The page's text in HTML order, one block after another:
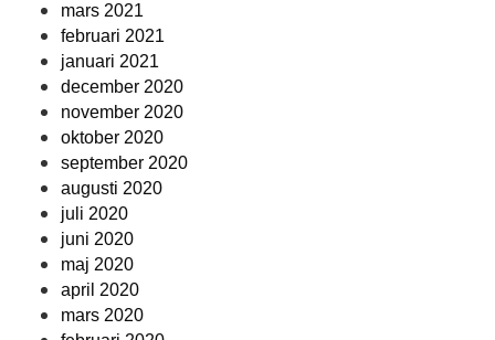
mars 2021
februari 2021
januari 2021
december 2020
november 2020
oktober 2020
september 2020
augusti 2020
juli 2020
juni 2020
maj 2020
april 2020
mars 2020